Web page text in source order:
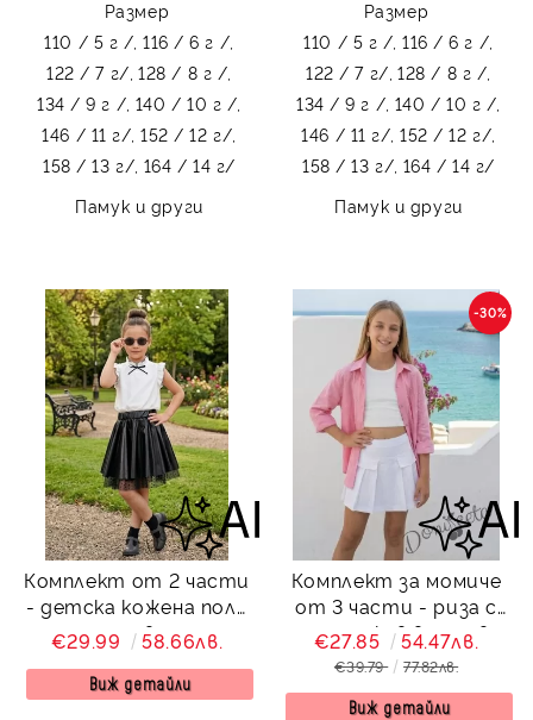
Размер
110 / 5 г /, 116 / 6 г /,
122 / 7 г/, 128 / 8 г /,
134 / 9 г /, 140 / 10 г /,
146 / 11 г/, 152 / 12 г/,
158 / 13 г/, 164 / 14 г/
Памук и други
Размер
110 / 5 г /, 116 / 6 г /,
122 / 7 г/, 128 / 8 г /,
134 / 9 г /, 140 / 10 г /,
146 / 11 г/, 152 / 12 г/,
158 / 13 г/, 164 / 14 г/
Памук и други
Комплект от 2 части
- детска кожена пола
за момиче в черно с
ластик и блузка в
бяло с къс ръкав и
€29.99 58.66лв.
Виж детайли
Комплект за момиче
от 3 части - риза с
дълъг ръкав в розово,
бял топ и пола-
-30%
€27.85 54.47лв.
€39.79 77.82лв.
Виж детайли